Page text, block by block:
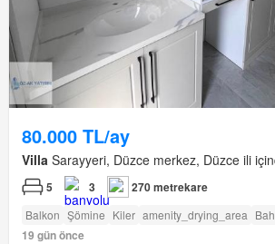
80.000 TL/ay
Villa Sarayyeri, Düzce merkez, Düzce ili
5 3 270 metrekare
Balkon Şömine Kiler amenity_drying_area
19 gün önce